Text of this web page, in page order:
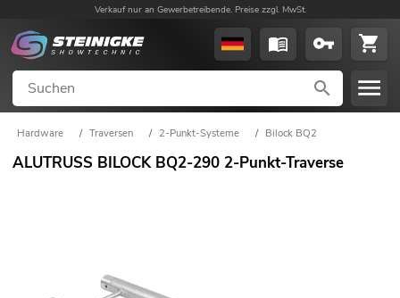
Verkauf nur an Gewerbetreibende. Preise zzgl. MwSt.
Hardware / Traversen / 2-Punkt-Systeme / Bilock BQ2
ALUTRUSS BILOCK BQ2-290 2-Punkt-Traverse